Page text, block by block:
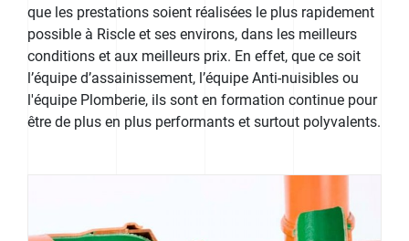
que les prestations soient réalisées le plus rapidement
possible à Riscle et ses environs, dans les meilleurs
conditions et aux meilleurs prix. En effet, que ce soit
l’équipe d’assainissement, l’équipe Anti-nuisibles ou
l'équipe Plomberie, ils sont en formation continue pour
être de plus en plus performants et surtout polyvalents.